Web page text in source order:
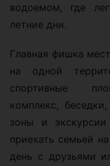
водоемом, где
летние дни.
Главная фишка
на одной
спортивные
комплекс,
зоны и
приехать семьей
день с друзьями